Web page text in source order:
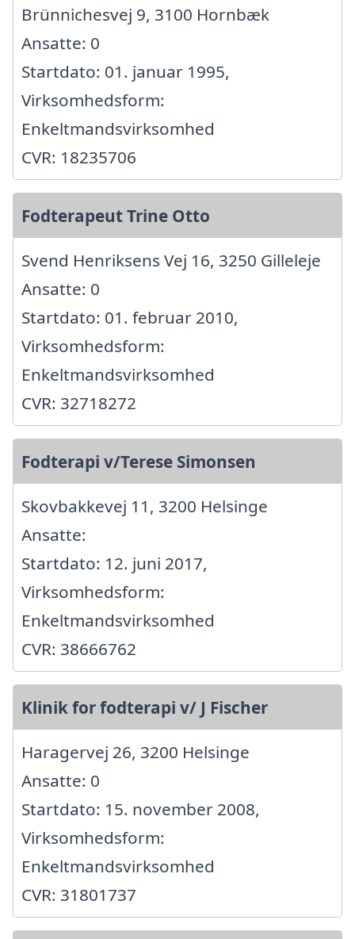
Brünnichesvej 9, 3100 Hornbæk
Ansatte: 0
Startdato: 01. januar 1995,
Virksomhedsform:
Enkeltmandsvirksomhed
CVR: 18235706
Fodterapeut Trine Otto
Svend Henriksens Vej 16, 3250 Gilleleje
Ansatte: 0
Startdato: 01. februar 2010,
Virksomhedsform:
Enkeltmandsvirksomhed
CVR: 32718272
Fodterapi v/Terese Simonsen
Skovbakkevej 11, 3200 Helsinge
Ansatte:
Startdato: 12. juni 2017,
Virksomhedsform:
Enkeltmandsvirksomhed
CVR: 38666762
Klinik for fodterapi v/ J Fischer
Haragervej 26, 3200 Helsinge
Ansatte: 0
Startdato: 15. november 2008,
Virksomhedsform:
Enkeltmandsvirksomhed
CVR: 31801737